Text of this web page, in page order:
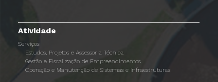
Atividade
Serviços
Estudos, Projetos e Assessoria Técnica
Gestão e Fiscalização de Empreendimentos
Operação e Manutenção de Sistemas e Infraestruturas